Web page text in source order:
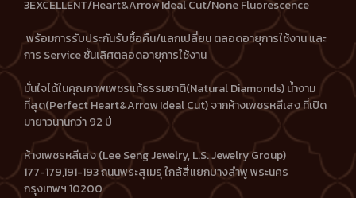
3EXCELLENT/Heart&Arrow Ideal Cut/None Fluorescence
พร้อมการรับประกันรับซื้อคืน/แลกเปลี่ยน ตลอดอายุการใช้งาน และ
การ Service ชั้นเลิศตลอดอายุการใช้งาน
มั่นใจได้ในคุณภาพเพชรแท้ธรรมชาติ(Natural Diamonds) น้ำงาม
ที่สุด(Perfect Heart&Arrow Ideal Cut) จากห้างเพชรหลีเสง ที่เปิด
มายาวนานกว่า 92 ปี
ห้างเพชรหลีเสง (Lee Seng Jewelry, L.S. Jewelry Group)
177-179,191-193 ถนนพระสุเมรุ ใกล้สี่แยกบางลำพู พระนคร
กรุงเทพฯ 10200